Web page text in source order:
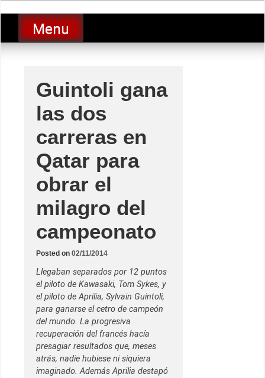
to
contentLucio Lopez GP
luciolopezgp
Menu
Guintoli gana
las dos
carreras en
Qatar para
obrar el
milagro del
campeonato
Posted on 02/11/2014
Llegaban separados por 12 puntos
el piloto de Kawasaki, Tom Sykes, y
el piloto de Aprilia, Sylvain Guintoli,
para ganarse el cetro de campeón
del mundo. La progresiva
recuperación del francés hacía
presagiar resultados que, meses
atrás, nadie hubiese ni siquiera
imaginado. Además Aprilia destapó